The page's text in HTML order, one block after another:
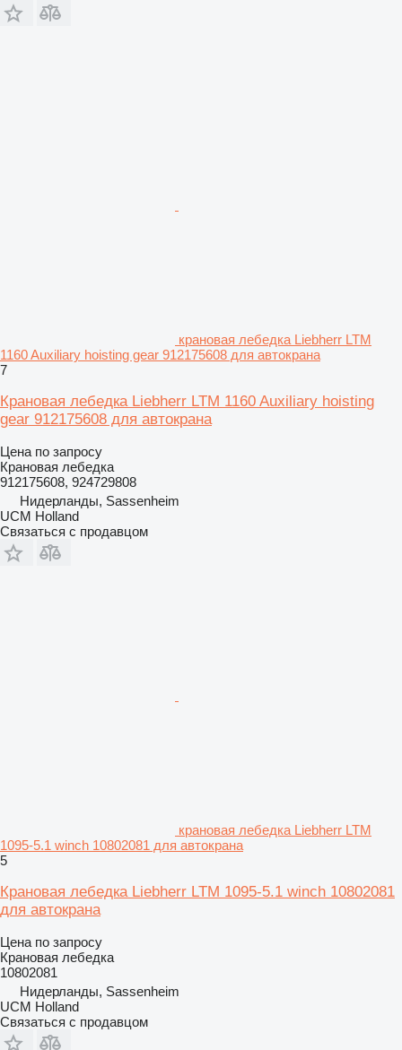
крановая лебедка Liebherr LTM
1160 Auxiliary hoisting gear 912175608 для автокрана
7
Крановая лебедка Liebherr LTM 1160 Auxiliary hoisting
gear 912175608 для автокрана
Цена по запросу
Крановая лебедка
912175608, 924729808
Нидерланды, Sassenheim
UCM Holland
Связаться с продавцом
крановая лебедка Liebherr LTM
1095-5.1 winch 10802081 для автокрана
5
Крановая лебедка Liebherr LTM 1095-5.1 winch 10802081
для автокрана
Цена по запросу
Крановая лебедка
10802081
Нидерланды, Sassenheim
UCM Holland
Связаться с продавцом